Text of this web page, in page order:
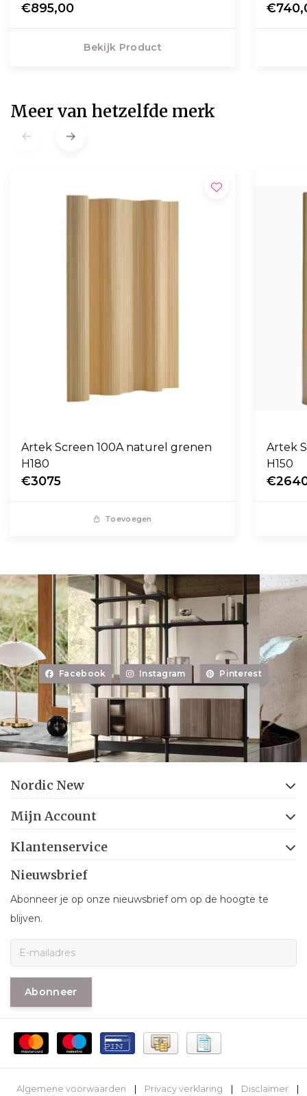
€895,00
Bekijk Product
Meer van hetzelfde merk
Artek Screen 100A naturel grenen
H180
€3075
Toevoegen
Artek
H150
Facebook Instagram Pinterest
Nordic New
Mijn Account
Klantenservice
Nieuwsbrief
Abonneer je op onze nieuwsbrief om op de hoogte te
blijven.
Abonneer
Algemene voorwaarden Privacy verklaring Disclaimer